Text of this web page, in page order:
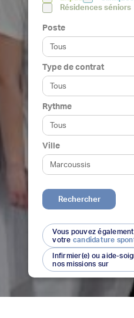
Résidences séniors
Poste
Type de contrat
Rythme
Ville
Rechercher
Vous pouvez
votre candidature
Infirmier(e) ou aide-
nos missions sur